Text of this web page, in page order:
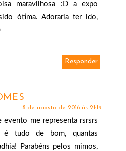
maravilhosa :D a expo
ótima. Adoraria ter ido,
Responder
8 de agosto de 2016 às 21:19
evento me representa rsrsrs
é tudo de bom, quantas
Parabéns pelos mimos,